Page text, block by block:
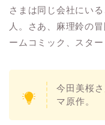
さまは同じ会社にい
人。さあ、麻理鈴の
ームコミック、スター
今田美桜
マ原作。